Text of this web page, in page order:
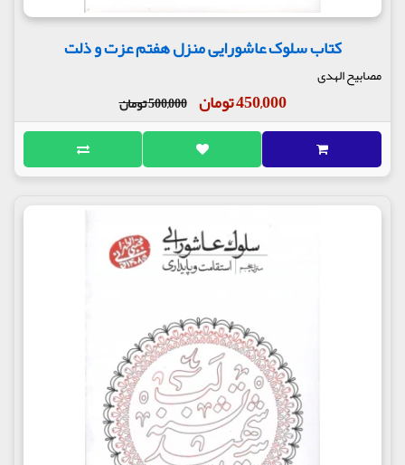
کتاب سلوک عاشورایی منزل هفتم عزت و ذلت
مصابیح الهدی
450,000 تومان 500,000 تومان